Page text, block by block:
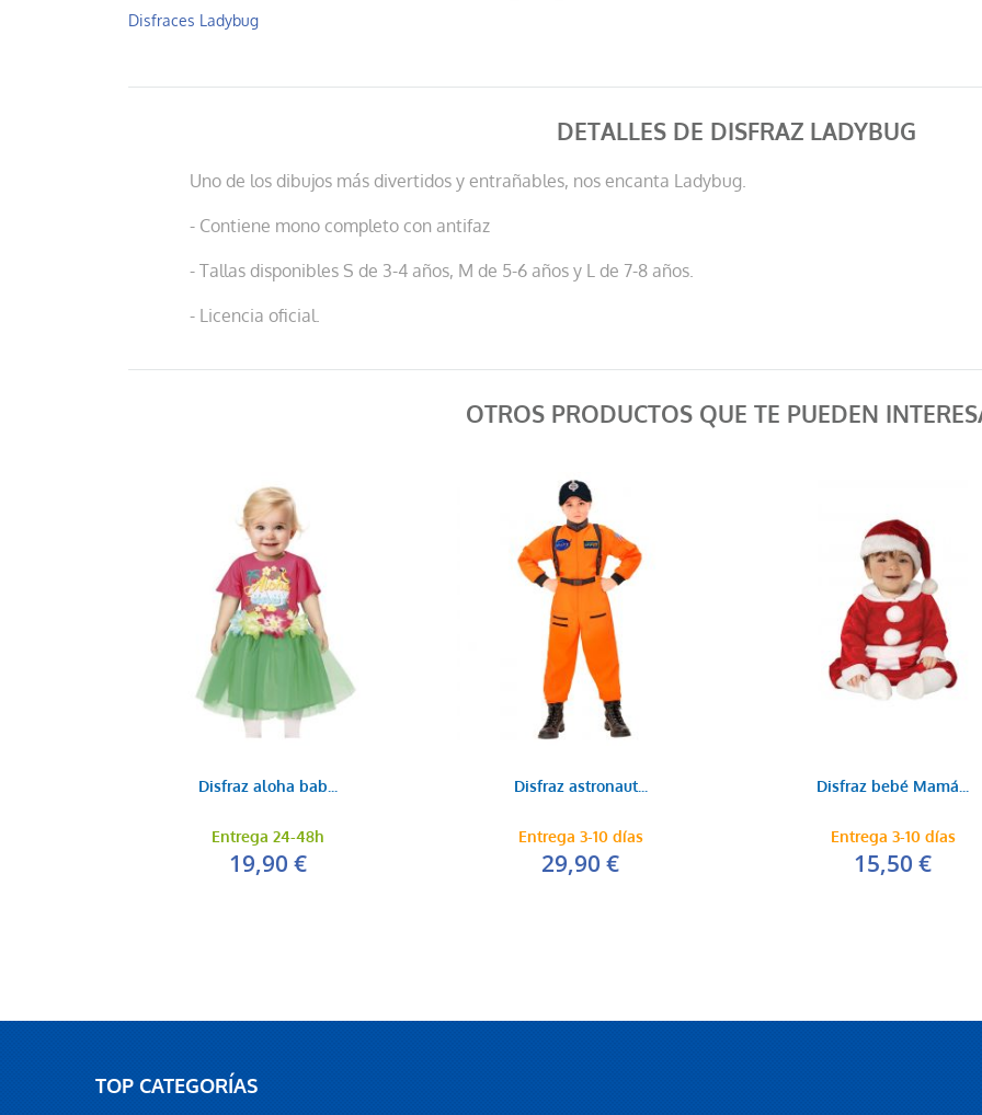
Disfraces Ladybug
DETALLES DE DISFRAZ LADYBUG
Uno de los dibujos más divertidos y entrañables, nos encanta Ladybug.
- Contiene mono completo con antifaz
- Tallas disponibles S de 3-4 años, M de 5-6 años y L de 7-8 años.
- Licencia oficial.
OTROS PRODUCTOS QUE TE PUEDEN
Disfraz aloha bab...
Entrega 24-48h
19,90 €
Disfraz astronaut...
Entrega 3-10 días
29,90 €
Disfraz bebé Mamá...
Entrega 3-10 días
15,50 €
TOP CATEGORÍAS